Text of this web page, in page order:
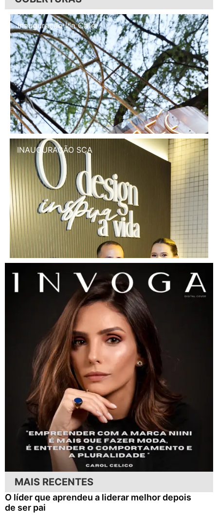
Inauguração Illa Café
INAUGURAÇÃO SCA
MAIS RECENTES
O líder que aprendeu a liderar melhor depois
de ser pai